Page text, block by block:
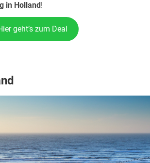
in Holland !
geht’s zum Deal